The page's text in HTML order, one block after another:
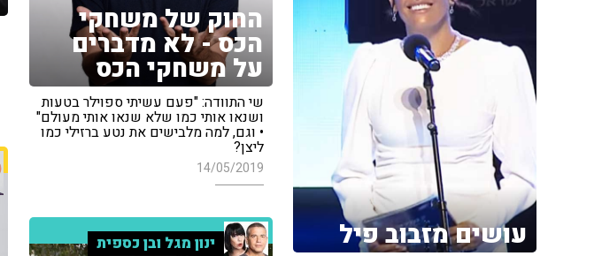
החוק של משחקי
הכס - לא מדברים
על משחקי הכס
שי התוודה: "פעם עשיתי ספוילר בטעות
ושנאו אותי כמו שלא שנאו אותי מעולם"
• וגם, למה מלבישים את נטע ברזילי כמו
ליצן?
14/05/2019
עושים מזבוב פיל ינון מגל ובן כספית